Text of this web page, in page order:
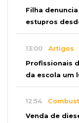
Filha
estupros
13:00 Artigos
Profissionais
da escola um
12:54
Venda de